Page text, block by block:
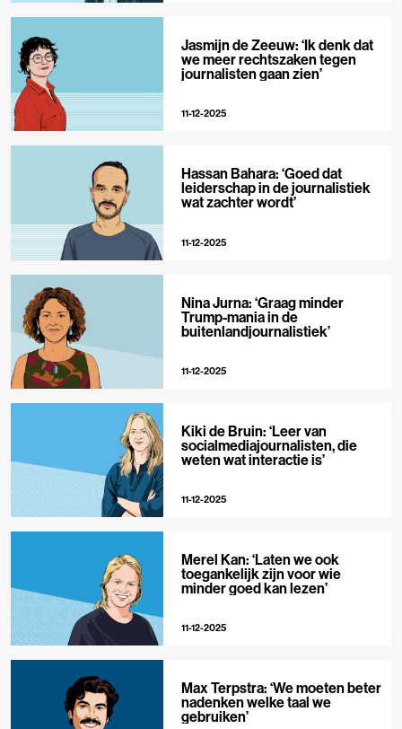
Jasmijn de Zeeuw: ‘Ik denk dat
we meer rechtszaken tegen
journalisten gaan zien’
11-12-2025
Hassan Bahara: ‘Goed dat
leiderschap in de journalistiek
wat zachter wordt’
11-12-2025
Nina Jurna: ‘Graag minder
Trump-mania in de
buitenlandjournalistiek’
11-12-2025
Kiki de Bruin: ‘Leer van
socialmediajournalisten, die
weten wat interactie is’
11-12-2025
Merel Kan: ‘Laten we ook
toegankelijk zijn voor wie
minder goed kan lezen’
11-12-2025
Max Terpstra: ‘We moeten beter
nadenken welke taal we
gebruiken’